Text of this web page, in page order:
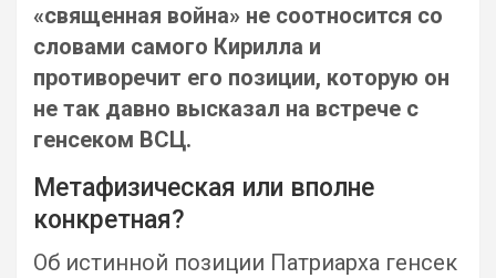
«священная война» не соотносится со
словами самого Кирилла и
противоречит его позиции, которую он
не так давно высказал на встрече с
генсеком ВСЦ.
Метафизическая или вполне
конкретная?
Об истинной позиции Патриарха генсек